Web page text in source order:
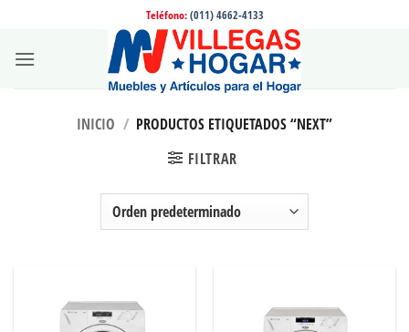
contenido
Teléfono: (011) 4662-4133
INICIO / PRODUCTOS ETIQUETADOS “NEXT”
FILTRAR